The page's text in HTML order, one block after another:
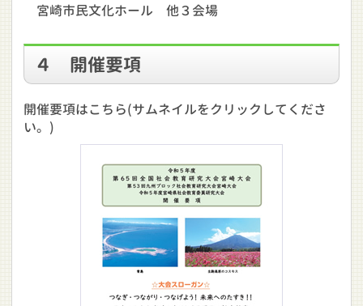
宮崎市民文化ホール 他３会場
４ 開催要項
開催要項はこちら(サムネイルをクリックしてくださ
い。)